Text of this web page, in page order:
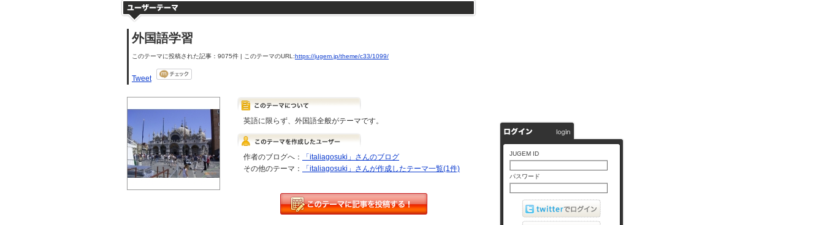
外国語学習
このテーマに投稿された記事：9075件 | このテーマのURL:https://jugem.jp/theme/c33/1099/
Tweet
英語に限らず、外国語全般がテーマです。
作者のブログへ：
「italiagosuki」さんのブログ
その他のテーマ：
「italiagosuki」さんが作成したテーマ一覧(1件)
JUGEM ID
パスワード